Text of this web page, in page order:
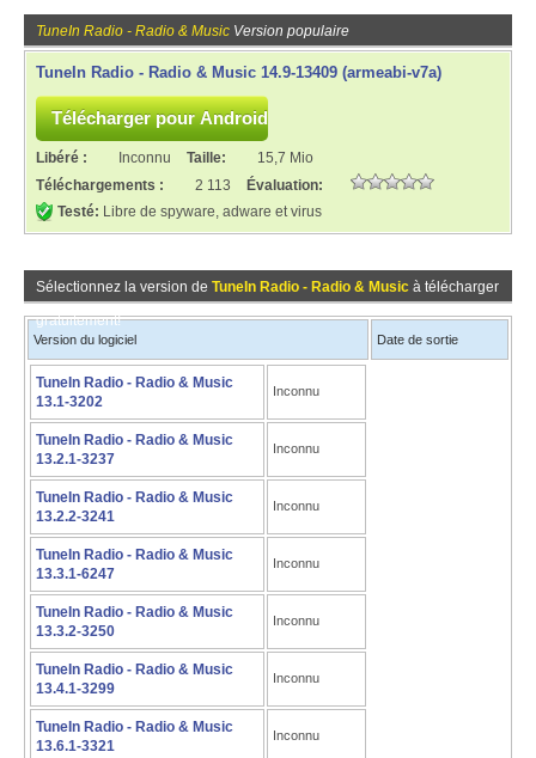
TuneIn Radio - Radio & Music Version populaire
TuneIn Radio - Radio & Music 14.9-13409 (armeabi-v7a)
Libéré : Inconnu Taille:
15,7 Mio
Téléchargements :
2 113
Évaluation:
Testé: Libre de spyware, adware et virus
Sélectionnez la version de TuneIn Radio - Radio & Music à télécharger
gratuitement!
Version du logiciel Date de sortie
TuneIn Radio - Radio & Music
13.1-3202
Inconnu
TuneIn Radio - Radio & Music
13.2.1-3237
Inconnu
TuneIn Radio - Radio & Music
13.2.2-3241
Inconnu
TuneIn Radio - Radio & Music
13.3.1-6247
Inconnu
TuneIn Radio - Radio & Music
13.3.2-3250
Inconnu
TuneIn Radio - Radio & Music
13.4.1-3299
Inconnu
TuneIn Radio - Radio & Music
13.6.1-3321
Inconnu